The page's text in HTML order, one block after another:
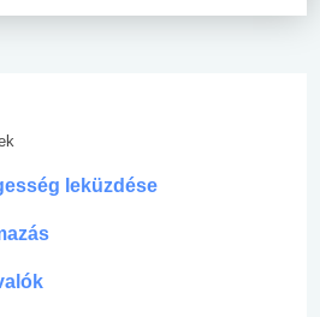
leküzdése